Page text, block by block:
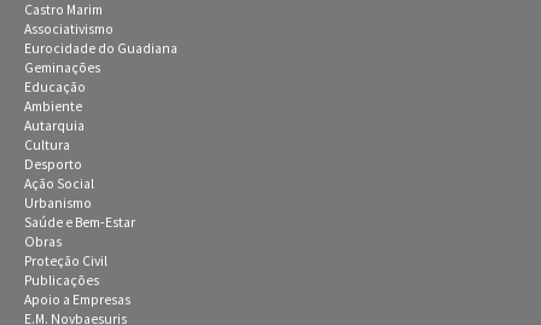
Castro Marim
Associativismo
Eurocidade do Guadiana
Geminações
Educação
Ambiente
Autarquia
Cultura
Desporto
Ação Social
Urbanismo
Saúde e Bem-Estar
Obras
Proteção Civil
Publicações
Apoio a Empresas
E.M. Novbaesuris